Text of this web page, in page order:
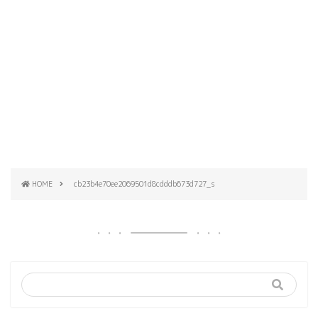
HOME cb23b4e70ee2069501d8cdddb673d727_s